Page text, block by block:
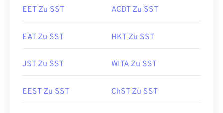
EET Zu SST ACDT Zu SST
EAT Zu SST HKT Zu SST
JST Zu SST WITA Zu SST
EEST Zu SST ChST Zu SST